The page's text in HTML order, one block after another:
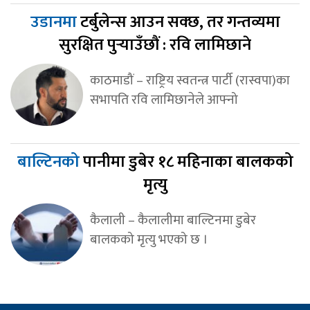
उडानमाटर्बुलेन्स आउन सक्छ, तर गन्तव्यमा
सुरक्षित पुर्‍याउँछौं : रवि लामिछाने
काठमाडौं – राष्ट्रिय स्वतन्त्र पार्टी (रास्वपा)का
सभापति रवि लामिछानेले आफ्नो
बाल्टिनकोपानीमा डुबेर १८ महिनाका बालकको
मृत्यु
कैलाली – कैलालीमा बाल्टिनमा डुबेर
बालकको मृत्यु भएको छ ।